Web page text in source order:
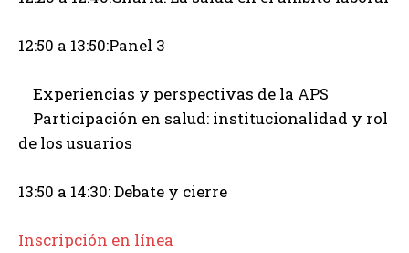
12:50 a 13:50:Panel 3
Experiencias y perspectivas de la APS
Participación en salud: institucionalidad y rol
de los usuarios
13:50 a 14:30: Debate y cierre
Inscripción en línea